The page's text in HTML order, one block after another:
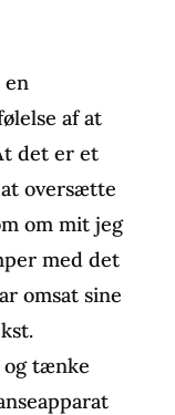
en
af at
det er et
oversætte
om mit jeg
med det
omsat sine
og tænke